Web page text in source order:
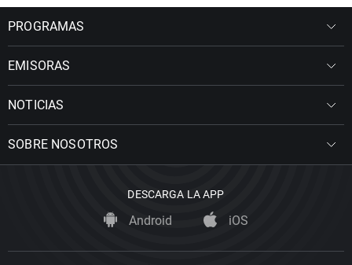
PROGRAMAS
EMISORAS
NOTICIAS
SOBRE NOSOTROS
DESCARGA LA APP
Android iOS